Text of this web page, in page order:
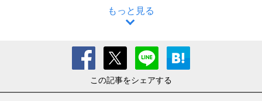
もっと見る
この記事をシェアする